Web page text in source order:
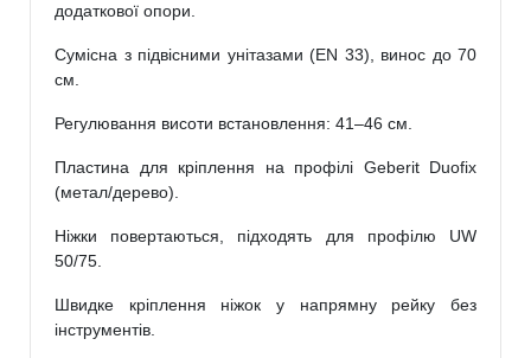
додаткової опори.
Сумісна з підвісними унітазами (EN 33), винос до 70
см.
Регулювання висоти встановлення: 41–46 см.
Пластина для кріплення на профілі Geberit Duofix
(метал/дерево).
Ніжки повертаються, підходять для профілю UW
50/75.
Швидке кріплення ніжок у напрямну рейку без
інструментів.